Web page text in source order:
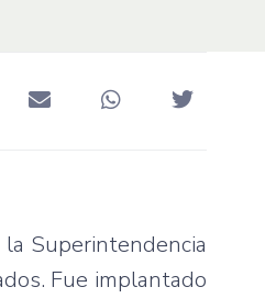
Superintendencia
Fue implantado